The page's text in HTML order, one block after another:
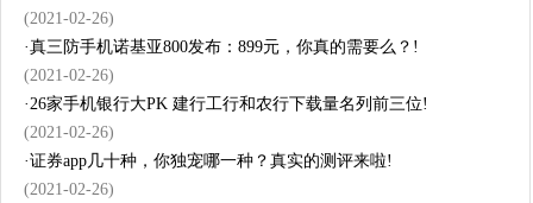
(2021-02-26)
·真三防手机诺基亚800发布：899元，你真的需要么？!
(2021-02-26)
·26家手机银行大PK 建行工行和农行下载量名列前三位!
(2021-02-26)
·证券app几十种，你独宠哪一种？真实的测评来啦!
(2021-02-26)